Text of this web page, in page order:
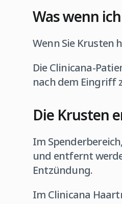
Was wenn
Wenn Sie Krusten
Die Clinicana-
nach dem Eingriff
Die Krusten
Im
und entfernt
Entzündung.
Im Clinicana